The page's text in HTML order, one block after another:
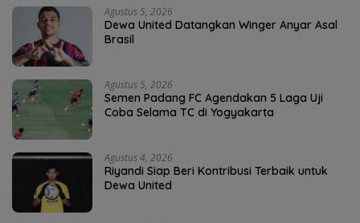
Agustus 5, 2026
Dewa United Datangkan Winger Anyar Asal
Brasil
Agustus 5, 2026
Semen Padang FC Agendakan 5 Laga Uji
Coba Selama TC di Yogyakarta
Agustus 4, 2026
Riyandi Siap Beri Kontribusi Terbaik untuk
Dewa United